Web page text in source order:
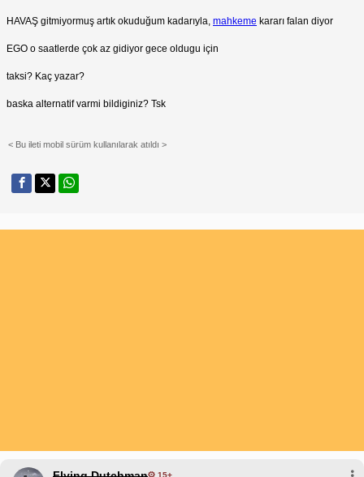
HAVAŞ gitmiyormuş artık okuduğum kadarıyla, mahkeme kararı falan diyor
EGO o saatlerde çok az gidiyor gece oldugu için
taksi? Kaç yazar?
baska alternatif varmi bildiginiz? Tsk
< Bu ileti mobil sürüm kullanılarak atıldı >
15+